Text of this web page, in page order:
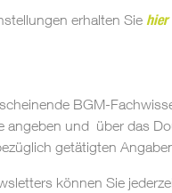
erhalten Sie hier
BGM-
angeben und über das
getätigten
können Sie